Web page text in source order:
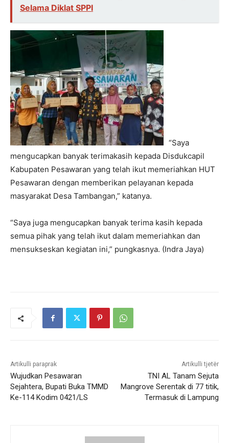
Selama Diklat SPPI
“Saya
mengucapkan banyak terimakasih kepada Disdukcapil
Kabupaten Pesawaran yang telah ikut memeriahkan HUT
Pesawaran dengan memberikan pelayanan kepada
masyarakat Desa Tambangan,” katanya.
“Saya juga mengucapkan banyak terima kasih kepada
semua pihak yang telah ikut dalam memeriahkan dan
mensukseskan kegiatan ini,” pungkasnya. (Indra Jaya)
Artikulli paraprak
Wujudkan Pesawaran
Sejahtera, Bupati Buka TMMD
Ke-114 Kodim 0421/LS
Artikulli tjetër
TNI AL Tanam Sejuta
Mangrove Serentak di 77 titik,
Termasuk di Lampung